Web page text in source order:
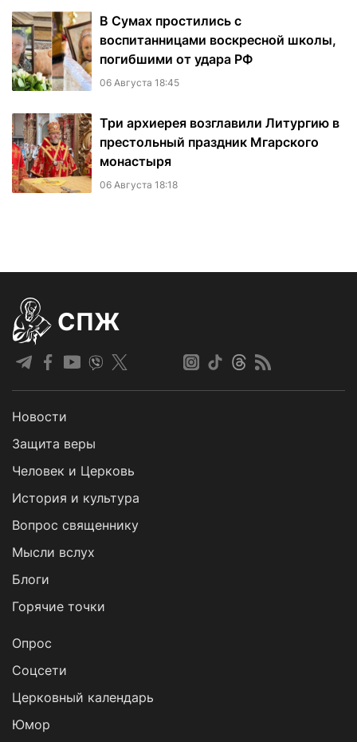
В Сумах простились с
воспитанницами воскресной школы,
погибшими от удара РФ
06 Августа 18:45
Три архиерея возглавили Литургию в
престольный праздник Мгарского
монастыря
06 Августа 18:18
СПЖ
Новости
Защита веры
Человек и Церковь
История и культура
Вопрос священнику
Мысли вслух
Блоги
Горячие точки
Опрос
Cоцсети
Церковный календарь
Юмор